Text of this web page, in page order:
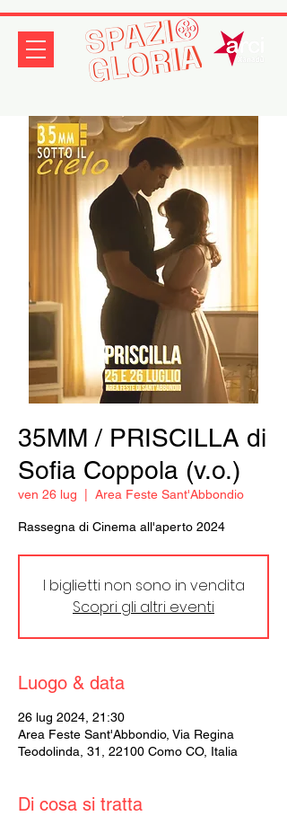
35MM / PRISCILLA di
Sofia Coppola (v.o.)
ven 26 lug Area Feste Sant'Abbondio
Rassegna di Cinema all'aperto 2024
I biglietti non sono in vendita
Scopri gli altri eventi
Luogo & data
26 lug 2024, 21:30
Area Feste Sant'Abbondio, Via Regina
Teodolinda, 31, 22100 Como CO, Italia
Di cosa si tratta